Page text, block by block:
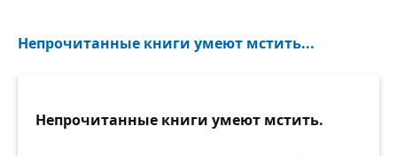
Непрочитанные книги умеют мстить...
Непрочитанные книги умеют мстить.